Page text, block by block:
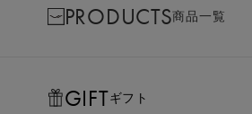
PRODUCTS商品一覧
GIFTギフト